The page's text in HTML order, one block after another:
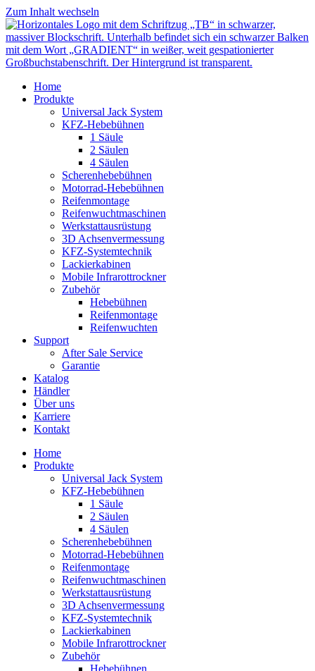
Zum Inhalt wechseln
Home
Produkte
Universal Jack System
KFZ-Hebebühnen
1 Säule
2 Säulen
4 Säulen
Scherenhebebühnen
Motorrad-Hebebühnen
Reifenmontage
Reifenwuchtmaschinen
Werkstattausrüstung
3D Achsenvermessung
KFZ-Systemtechnik
Lackierkabinen
Mobile Infrarottrockner
Zubehör
Hebebühnen
Reifenmontage
Reifenwuchten
Support
After Sale Service
Garantie
Katalog
Händler
Über uns
Karriere
Kontakt
Home
Produkte
Universal Jack System
KFZ-Hebebühnen
1 Säule
2 Säulen
4 Säulen
Scherenhebebühnen
Motorrad-Hebebühnen
Reifenmontage
Reifenwuchtmaschinen
Werkstattausrüstung
3D Achsenvermessung
KFZ-Systemtechnik
Lackierkabinen
Mobile Infrarottrockner
Zubehör
Hebebühnen